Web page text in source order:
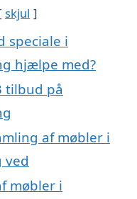
skjul
speciale i
hjælpe med?
tilbud på
af møbler i
ved
møbler i